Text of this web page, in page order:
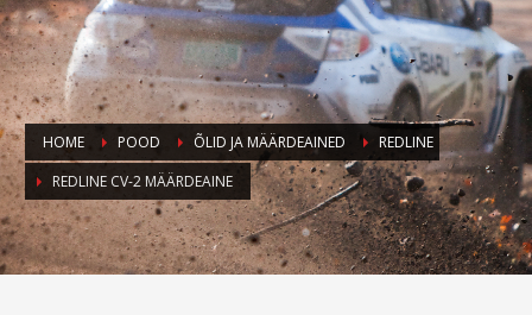
HOME POOD ÕLID JA MÄÄRDEAINED
REDLINE
REDLINE CV-2 MÄÄRDEAINE